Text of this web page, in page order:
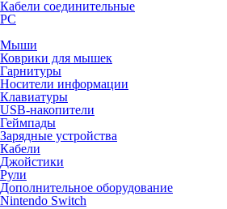
Кабели соединительные
PC
Мыши
Коврики для мышек
Гарнитуры
Носители информации
Клавиатуры
USB-накопители
Геймпады
Зарядные устройства
Кабели
Джойстики
Рули
Дополнительное оборудование
Nintendo Switch